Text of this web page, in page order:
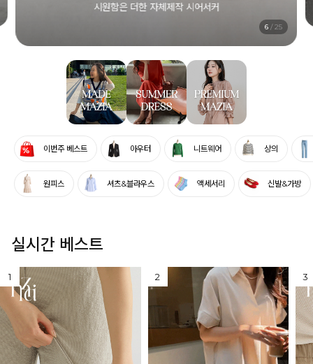
전상품 5% SALE
6 /25
이번주 베스트 아우터 니트웨어 상의
원피스 셔츠&블라우스 액세서리 신발&가방
실시간 베스트